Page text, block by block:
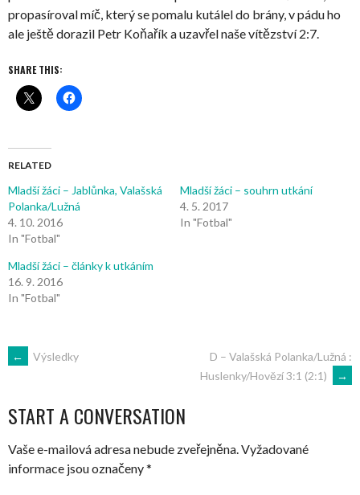
propasíroval míč, který se pomalu kutálel do brány, v pádu ho
ale ještě dorazil Petr Koňařík a uzavřel naše vítězství 2:7.
SHARE THIS:
RELATED
Mladší žáci – Jablůnka, Valašská
Polanka/Lužná
4. 10. 2016
In "Fotbal"
Mladší žáci – souhrn utkání
4. 5. 2017
In "Fotbal"
Mladší žáci – články k utkáním
16. 9. 2016
In "Fotbal"
POST
NAVIGATION
← Výsledky
D – Valašská Polanka/Lužná :
Huslenky/Hovězí 3:1 (2:1)
→
START A CONVERSATION
Vaše e-mailová adresa nebude zveřejněna.Vyžadované
informace jsou označeny*